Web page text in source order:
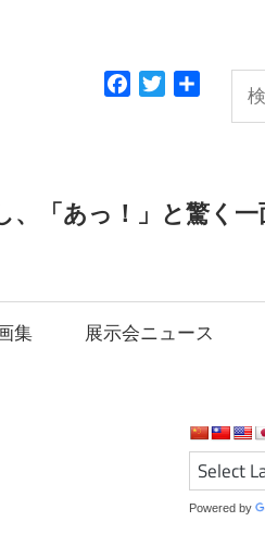
索:
Facebook
Twitter
「あっ！」と驚く
集 展示会ニュース
Powered by